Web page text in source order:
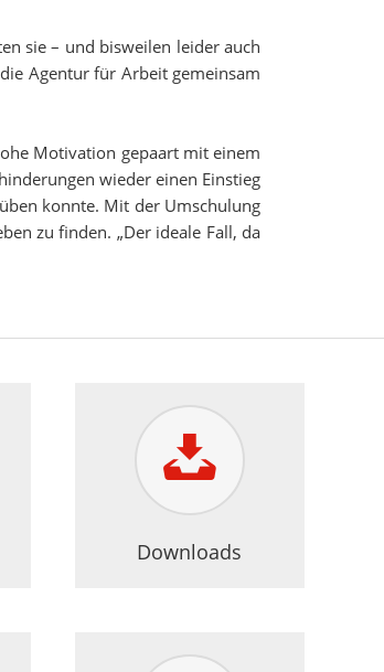
sie – und bisweilen leider auch
Agentur für Arbeit gemeinsam
Motivation gepaart mit einem
wieder einen Einstieg
konnte. Mit der Umschulung
zu finden. „Der ideale Fall, da
Downloads